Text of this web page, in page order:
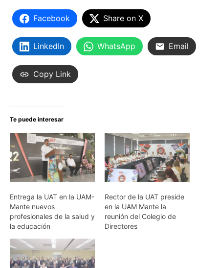
Facebook Share on X
LinkedIn WhatsApp Email
Copy Link
Te puede interesar
Entrega la UAT en la UAM-
Mante nuevos
profesionales de la salud y
la educación
Rector de la UAT preside
en la UAM Mante la
reunión del Colegio de
Directores